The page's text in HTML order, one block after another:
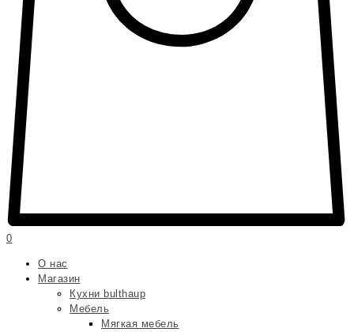
0
О нас
Магазин
Кухни bulthaup
Мебель
Мягкая мебель